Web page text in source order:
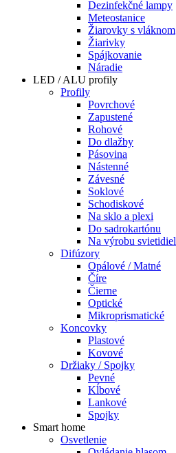
Dezinfekčné lampy
Meteostanice
Žiarovky s vláknom
Žiarivky
Spájkovanie
Náradie
LED / ALU profily
Profily
Povrchové
Zapustené
Rohové
Do dlažby
Pásovina
Nástenné
Závesné
Soklové
Schodiskové
Na sklo a plexi
Do sadrokartónu
Na výrobu svietidiel
Difúzory
Opálové / Matné
Číre
Čierne
Optické
Mikroprismatické
Koncovky
Plastové
Kovové
Držiaky / Spojky
Pevné
Kĺbové
Lankové
Spojky
Smart home
Osvetlenie